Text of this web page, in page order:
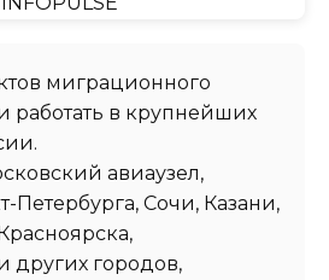
миграционного
работать в крупнейших
авиаузел,
Петербурга, Сочи, Казани,
других городов,